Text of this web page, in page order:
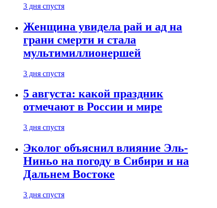
3 дня спустя
Женщина увидела рай и ад на
грани смерти и стала
мультимиллионершей
3 дня спустя
5 августа: какой праздник
отмечают в России и мире
3 дня спустя
Эколог объяснил влияние Эль-
Ниньо на погоду в Сибири и на
Дальнем Востоке
3 дня спустя